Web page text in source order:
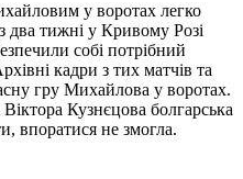
у воротах легко
два тижні у Кривому Розі
собі потрібний
кадри з тих матчів та
гру Михайлова у воротах.
Кузнєцова болгарська
впоратися не змогла.